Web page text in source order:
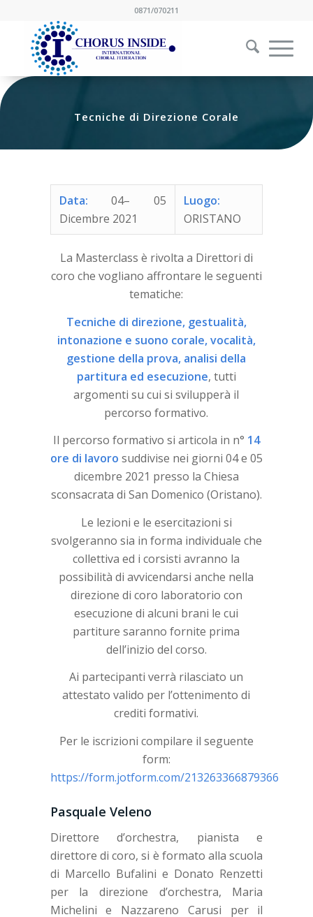
0871/070211
Tecniche di Direzione Corale
Data: 04– 05
Dicembre 2021
Luogo:
ORISTANO
La Masterclass è rivolta a Direttori di
coro che vogliano affrontare le seguenti
tematiche:
Tecniche di direzione, gestualità,
intonazione e suono corale, vocalità,
gestione della prova, analisi della
partitura ed esecuzione, tutti
argomenti su cui si svilupperà il
percorso formativo.
Il percorso formativo si articola in n° 14
ore di lavoro suddivise nei giorni 04 e 05
dicembre 2021 presso la Chiesa
sconsacrata di San Domenico (Oristano).
Le lezioni e le esercitazioni si
svolgeranno sia in forma individuale che
collettiva ed i corsisti avranno la
possibilità di avvicendarsi anche nella
direzione di coro laboratorio con
esecuzione di alcuni brani le cui
partiture saranno fornite prima
dell’inizio del corso.
Ai partecipanti verrà rilasciato un
attestato valido per l’ottenimento di
crediti formativi.
Per le iscrizioni compilare il seguente
form:
https://form.jotform.com/213263366879366
Pasquale Veleno
Direttore d’orchestra, pianista e
direttore di coro, si è formato alla scuola
di Marcello Bufalini e Donato Renzetti
per la direzione d’orchestra, Maria
Michelini e Nazzareno Carusi per il